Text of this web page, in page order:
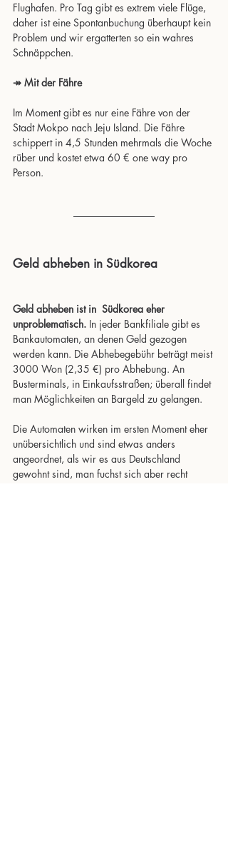
Flughafen. Pro Tag gibt es extrem viele Flüge,
daher ist eine Spontanbuchung überhaupt kein
Problem und wir ergatterten so ein wahres
Schnäppchen.
↠ Mit der Fähre
Im Moment gibt es nur eine Fähre von der
Stadt Mokpo nach Jeju Island. Die Fähre
schippert in 4,5 Stunden mehrmals die Woche
rüber und kostet etwa 60 € one way pro
Person.
Geld abheben in Südkorea
Geld abheben ist in  Südkorea eher
unproblematisch. In jeder Bankfiliale gibt es
Bankautomaten, an denen Geld gezogen
werden kann. Die Abhebegebühr beträgt meist
3000 Won (2,35 €) pro Abhebung. An
Busterminals, in Einkaufsstraßen; überall findet
man Möglichkeiten an Bargeld zu gelangen.
Die Automaten wirken im ersten Moment eher
unübersichtlich und sind etwas anders
angeordnet, als wir es aus Deutschland
gewohnt sind, man fuchst sich aber recht